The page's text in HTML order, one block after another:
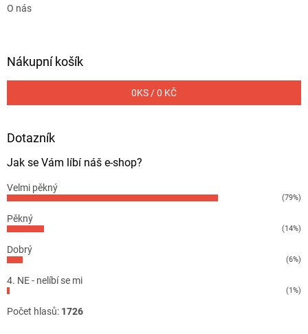
O nás
Nákupní košík
0KS /0 KČ
Dotazník
Jak se Vám líbí náš e-shop?
Velmi pěkný
(79%)
Pěkný
(14%)
Dobrý
(6%)
4. NE - nelíbí se mi
(1%)
Počet hlasů: 1726